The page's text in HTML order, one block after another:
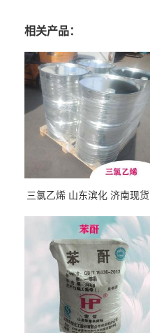
相关产品：
三氯乙烯 山东滨化 济南现货